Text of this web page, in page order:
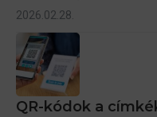
2026.02.28.
QR-kódok a